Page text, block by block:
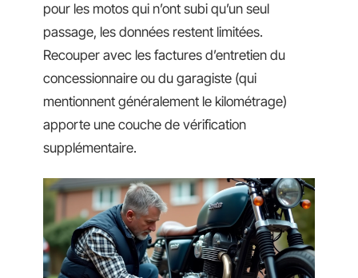
pour les motos qui n’ont subi qu’un seul
passage, les données restent limitées.
Recouper avec les factures d’entretien du
concessionnaire ou du garagiste (qui
mentionnent généralement le kilométrage)
apporte une couche de vérification
supplémentaire.